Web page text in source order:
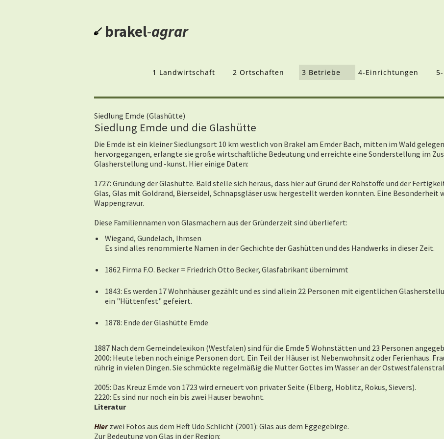
brakel-agrar
1 Landwirtschaft 2 Ortschaften 3 Betriebe 4-Einrichtungen
Siedlung Emde (Glashütte)
Siedlung Emde und die Glashütte
Die Emde ist ein kleiner Siedlungsort 10 km westlich von Brakel am Emder Bach, mitten im Wald
hervorgegangen, erlangte sie große wirtschaftliche Bedeutung und erreichte eine Sonderstellung im
Glasherstellung und -kunst. Hier einige Daten:
1727: Gründung der Glashütte. Bald stelle sich heraus, dass hier auf Grund der Rohstoffe und der
Glas, Glas mit Goldrand, Bierseidel, Schnapsgläser usw. hergestellt werden konnten. Eine Besonderheit
Wappengravur.
Diese Familiennamen von Glasmachern aus der Gründerzeit sind überliefert:
Wiegand, Gundelach, Ihmsen
Es sind alles renommierte Namen in der Gechichte der Gashütten und des Handwerks in dieser Zeit.
1862 Firma F.O. Becker = Friedrich Otto Becker, Glasfabrikant übernimmt
1843: Es werden 17 Wohnhäuser gezählt und es sind allein 22 Personen mit eigentlichen
ein "Hüttenfest" gefeiert.
1878: Ende der Glashütte Emde
1887 Nach dem Gemeindelexikon (Westfalen) sind für die Emde 5 Wohnstätten und 23 Personen
2000: Heute leben noch einige Personen dort. Ein Teil der Häuser ist Nebenwohnsitz oder Ferienhaus.
rührig in vielen Dingen. Sie schmückte regelmäßig die Mutter Gottes im Wasser an der
2005: Das Kreuz Emde von 1723 wird erneuert von privater Seite (Elberg, Hoblitz, Rokus, Sievers).
2220: Es sind nur noch ein bis zwei Hauser bewohnt.
Literatur
Hier zwei Fotos aus dem Heft Udo Schlicht (2001): Glas aus dem Eggegebirge.
Zur Bedeutung von Glas in der Region: